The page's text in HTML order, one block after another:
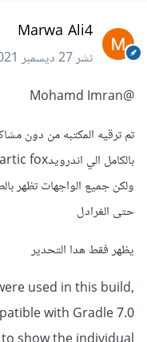
Marwa Ali4
نشر27 ديسمبر 2021
@Mohamd Imran
تم ترقيه المكتبه من دون
ولكن جميع الواجهات تظهر
حتى الغرادل
يظهر فقط هدا التحدير
used in this build,
with Gradle 7.0.